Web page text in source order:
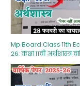
Mp Board Class 11th
26: कक्षा 11वीं अर्थशास्‍त्र